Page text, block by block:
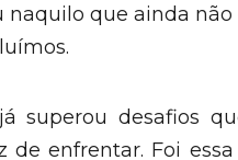
que ainda
superou desafios
de enfrentar. Foi